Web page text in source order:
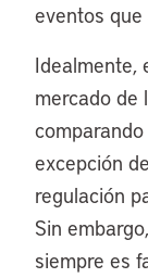
eventos
Idealmente,
mercado de
excepción
regulación
Sin
siempre es